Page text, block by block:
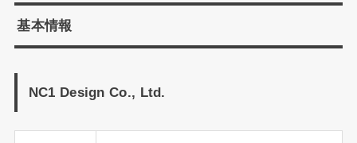
基本情報
NC1 Design Co., Ltd.